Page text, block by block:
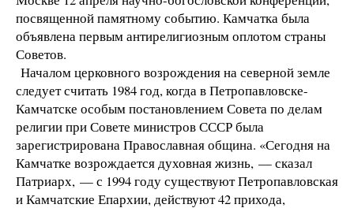
посвященной памятному событию. Камчатка была
объявлена первым антирелигиозным оплотом страны
Советов.
Началом церковного возрождения на северной земле
следует считать 1984 год, когда в Петропавловске-
Камчатске особым постановлением Совета по делам
религии при Совете министров СССР была
зарегистрирована Православная община. «Сегодня на
Камчатке возрождается духовная жизнь, — сказал
Патриарх, — с 1994 году существуют Петропавловская
и Камчатские Епархии, действуют 42 прихода,